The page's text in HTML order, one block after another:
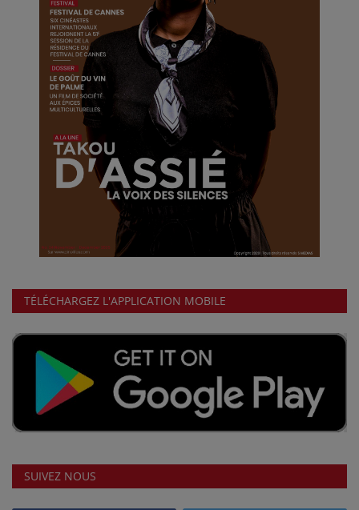
TÉLÉCHARGEZ L'APPLICATION MOBILE
SUIVEZ NOUS